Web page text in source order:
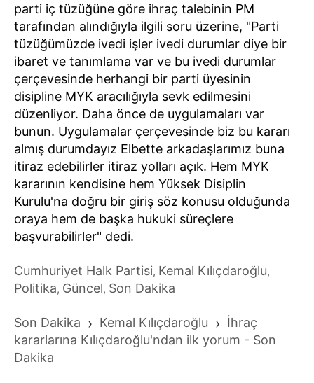
parti iç tüzüğüne göre ihraç talebinin PM
tarafından alındığıyla ilgili soru üzerine, "Parti
tüzüğümüzde ivedi işler ivedi durumlar diye bir
ibaret ve tanımlama var ve bu ivedi durumlar
çerçevesinde herhangi bir parti üyesinin
disipline MYK aracılığıyla sevk edilmesini
düzenliyor. Daha önce de uygulamaları var
bunun. Uygulamalar çerçevesinde biz bu kararı
almış durumdayız Elbette arkadaşlarımız buna
itiraz edebilirler itiraz yolları açık. Hem MYK
kararının kendisine hem Yüksek Disiplin
Kurulu'na doğru bir giriş söz konusu olduğunda
oraya hem de başka hukuki süreçlere
başvurabilirler" dedi.
Cumhuriyet Halk Partisi, Kemal Kılıçdaroğlu,
Politika, Güncel, Son Dakika
Son Dakika › Kemal Kılıçdaroğlu › İhraç
kararlarına Kılıçdaroğlu'ndan ilk yorum - Son
Dakika